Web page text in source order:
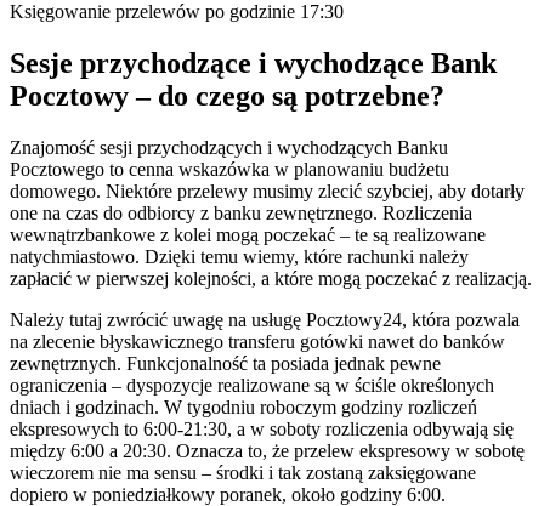
Księgowanie przelewów po godzinie 17:30
Sesje przychodzące i wychodzące Bank
Pocztowy – do czego są potrzebne?
Znajomość sesji przychodzących i wychodzących Banku
Pocztowego to cenna wskazówka w planowaniu budżetu
domowego. Niektóre przelewy musimy zlecić szybciej, aby dotarły
one na czas do odbiorcy z banku zewnętrznego. Rozliczenia
wewnątrzbankowe z kolei mogą poczekać – te są realizowane
natychmiastowo. Dzięki temu wiemy, które rachunki należy
zapłacić w pierwszej kolejności, a które mogą poczekać z realizacją.
Należy tutaj zwrócić uwagę na usługę Pocztowy24, która pozwala
na zlecenie błyskawicznego transferu gotówki nawet do banków
zewnętrznych. Funkcjonalność ta posiada jednak pewne
ograniczenia – dyspozycje realizowane są w ściśle określonych
dniach i godzinach. W tygodniu roboczym godziny rozliczeń
ekspresowych to 6:00-21:30, a w soboty rozliczenia odbywają się
między 6:00 a 20:30. Oznacza to, że przelew ekspresowy w sobotę
wieczorem nie ma sensu – środki i tak zostaną zaksięgowane
dopiero w poniedziałkowy poranek, około godziny 6:00.